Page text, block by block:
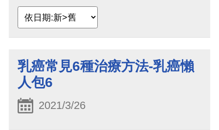
乳癌常見6種治療方法-乳癌懶
人包6
2021/3/26